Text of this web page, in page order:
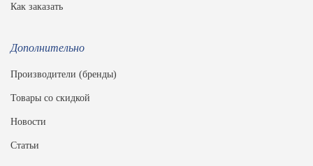
Как заказать
Дополнительно
Производители (бренды)
Товары со скидкой
Новости
Статьи